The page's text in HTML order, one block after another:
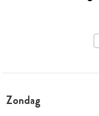
Zondag